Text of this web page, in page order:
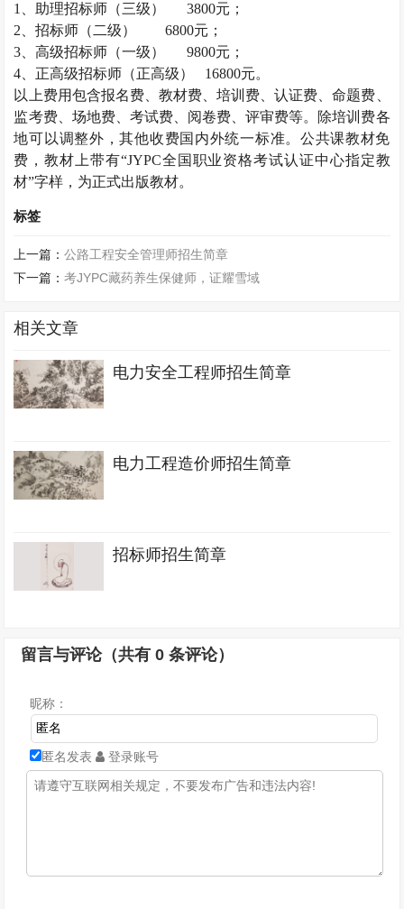
1
、助理招标师（三级） 3800元；
2 、招标师（二级） 6800元；
3 、高级招标师（一级） 9800元；
4 、正高级招标师（正高级） 16800元。
以上费用包含报名费、教材费、培训费、认证费、命题费、
监考费、场地费、考试费、阅卷费、评审费等。除培训费各
地可以调整外，其他收费国内外统一标准。公共课教材免
费，教材上带有“JYPC全国职业资格考试认证中心指定教
材”字样，为正式出版教材。
标签
上一篇：公路工程安全管理师招生简章
下一篇：考JYPC藏药养生保健师，证耀雪域
相关文章
电力安全工程师招生简章
电力工程造价师招生简章
招标师招生简章
留言与评论（共有0 条评论）
昵称：
匿名发表 登录账号